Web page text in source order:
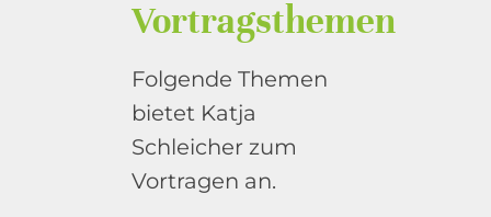
Vortragsthemen
Folgende Themen
bietet Katja
Schleicher zum
Vortragen an.